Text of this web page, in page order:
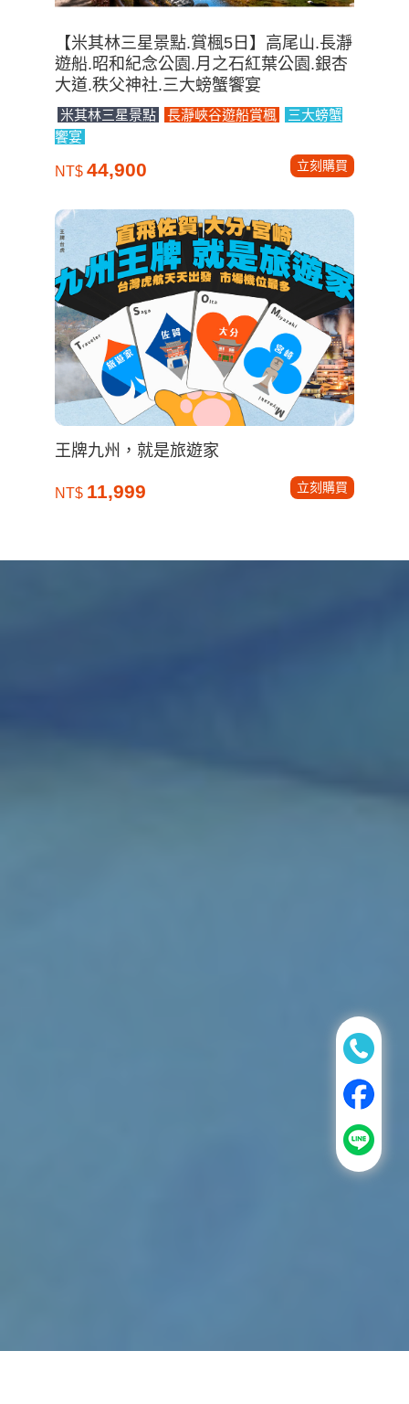
【米其林三星景點.賞楓5日】高尾山.長瀞
遊船.昭和紀念公園.月之石紅葉公園.銀杏
大道.秩父神社.三大螃蟹饗宴
米其林三星景點 長瀞峽谷遊船賞楓
三大螃蟹
饗宴
NT$ 44,900 立刻購買
王牌九州，就是旅遊家
NT$ 11,999 立刻購買